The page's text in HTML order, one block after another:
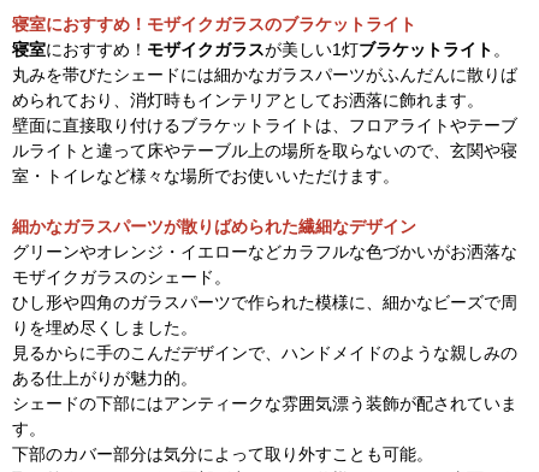
寝室におすすめ！モザイクガラスのブラケットライト
寝室におすすめ！ モザイクガラスが美しい1灯ブラケットライト 。
丸みを帯びたシェードには細かなガラスパーツがふんだんに散りば
められており、消灯時もインテリアとしてお洒落に飾れます。
壁面に直接取り付けるブラケットライトは、フロアライトやテーブ
ルライトと違って床やテーブル上の場所を取らないので、玄関や寝
室・トイレなど様々な場所でお使いいただけます。
細かなガラスパーツが散りばめられた繊細なデザイン
グリーンやオレンジ・イエローなどカラフルな色づかいがお洒落な
モザイクガラスのシェード。
ひし形や四角のガラスパーツで作られた模様に、細かなビーズで周
りを埋め尽くしました。
見るからに手のこんだデザインで、ハンドメイドのような親しみの
ある仕上がりが魅力的。
シェードの下部にはアンティークな雰囲気漂う装飾が配されていま
す。
下部のカバー部分は気分によって取り外すことも可能。